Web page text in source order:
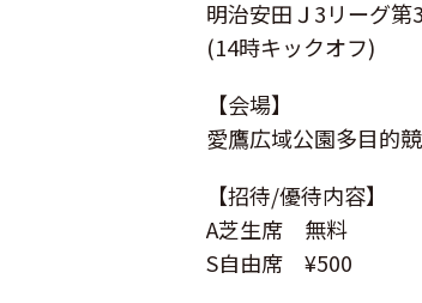
明治安田Ｊ3リーグ
(14時キックオフ)
【会場】
愛鷹広域公園多目的
【招待/優待内容】
A芝生席 無料
S自由席 ¥500